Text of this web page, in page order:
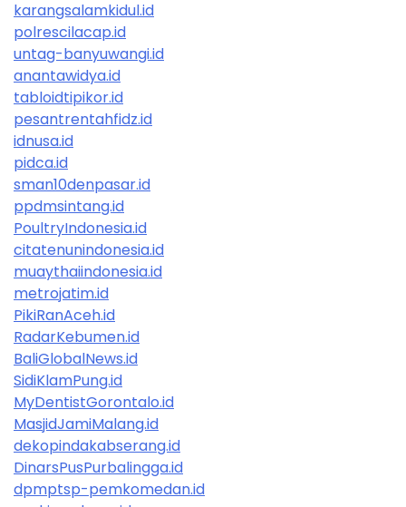
karangsalamkidul.id
polrescilacap.id
untag-banyuwangi.id
anantawidya.id
tabloidtipikor.id
pesantrentahfidz.id
idnusa.id
pidca.id
sman10denpasar.id
ppdmsintang.id
PoultryIndonesia.id
citatenunindonesia.id
muaythaiindonesia.id
metrojatim.id
PikiRanAceh.id
RadarKebumen.id
BaliGlobalNews.id
SidiKlamPung.id
MyDentistGorontalo.id
MasjidJamiMalang.id
dekopindakabserang.id
DinarsPusPurbalingga.id
dpmptsp-pemkomedan.id